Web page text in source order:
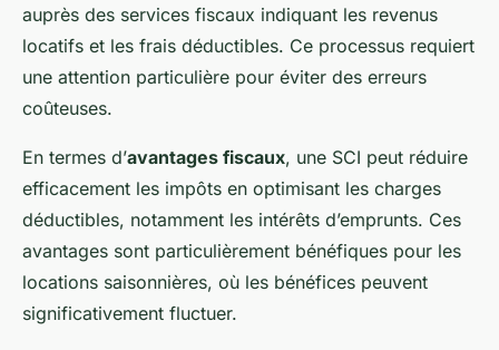
auprès des services fiscaux indiquant les revenus
locatifs et les frais déductibles. Ce processus requiert
une attention particulière pour éviter des erreurs
coûteuses.
En termes d’avantages fiscaux, une SCI peut réduire
efficacement les impôts en optimisant les charges
déductibles, notamment les intérêts d’emprunts. Ces
avantages sont particulièrement bénéfiques pour les
locations saisonnières, où les bénéfices peuvent
significativement fluctuer.